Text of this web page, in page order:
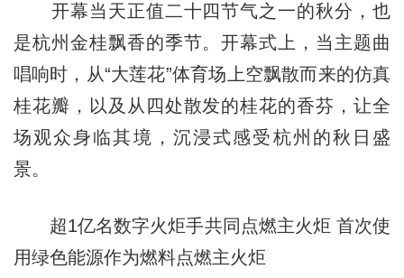
开幕当天正值二十四节气之一的秋分，也
是杭州金桂飘香的季节。开幕式上，当主题曲
唱响时，从“大莲花”体育场上空飘散而来的仿真
桂花瓣，以及从四处散发的桂花的香芬，让全
场观众身临其境，沉浸式感受杭州的秋日盛
景。
超1亿名数字火炬手共同点燃主火炬 首次使
用绿色能源作为燃料点燃主火炬